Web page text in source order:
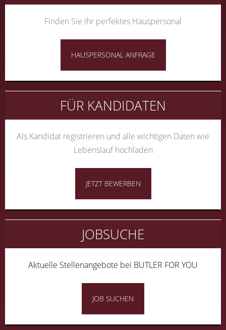
Finden Sie ihr perfektes Hauspersonal
HAUSPERSONAL ANFRAGE
FÜR KANDIDATEN
Als Kandidat registrieren und alle wichtigen Daten wie
Lebenslauf hochladen
JETZT BEWERBEN
JOBSUCHE
Aktuelle Stellenangebote bei BUTLER FOR YOU
JOB SUCHEN